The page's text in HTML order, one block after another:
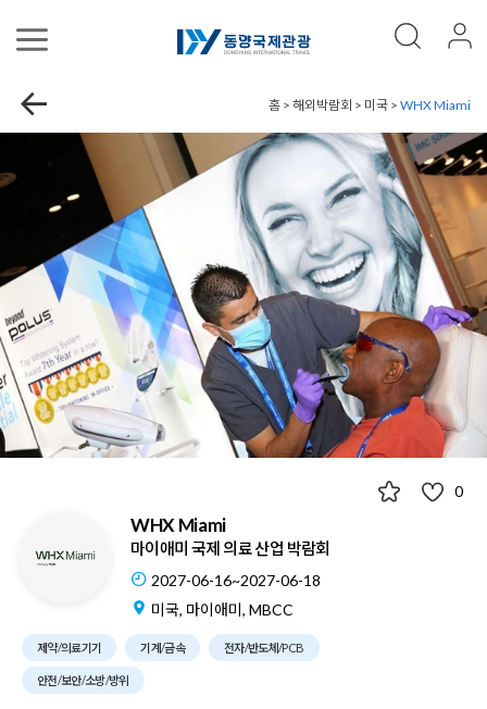
홈 > 해외박람회 > 미국 > WHX Miami
0
WHX Miami
마이애미 국제 의료 산업 박람회
2027-06-16~2027-06-18
미국, 마이애미, MBCC
제약/의료기기 기계/금속 전자/반도체/PCB
안전/보안/소방/방위